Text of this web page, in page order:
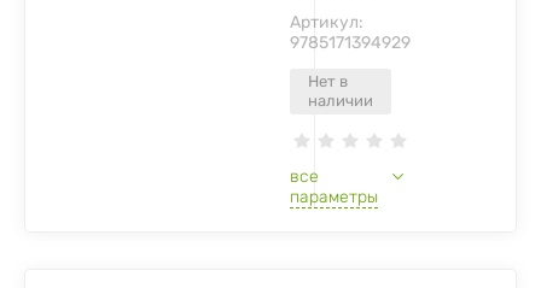
Нет в
наличии
Артикул:
9785171394929
все
параметры